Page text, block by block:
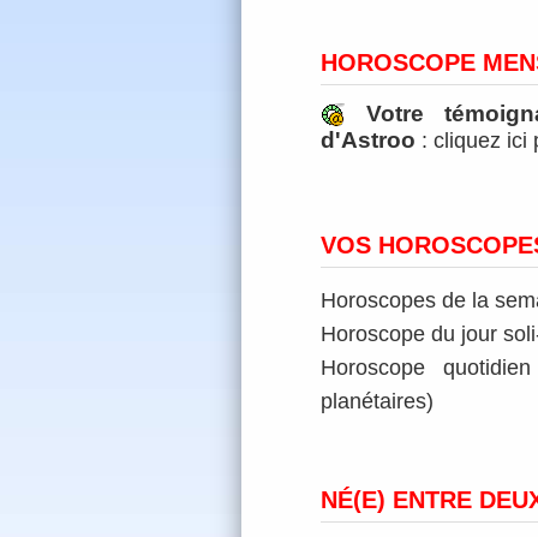
HOROSCOPE
Votre
d'Astroo : cliquez ici
VOS
Horoscopes de la
Horoscope du jour
Horoscope
planétaires)
NÉ(E) ENTRE